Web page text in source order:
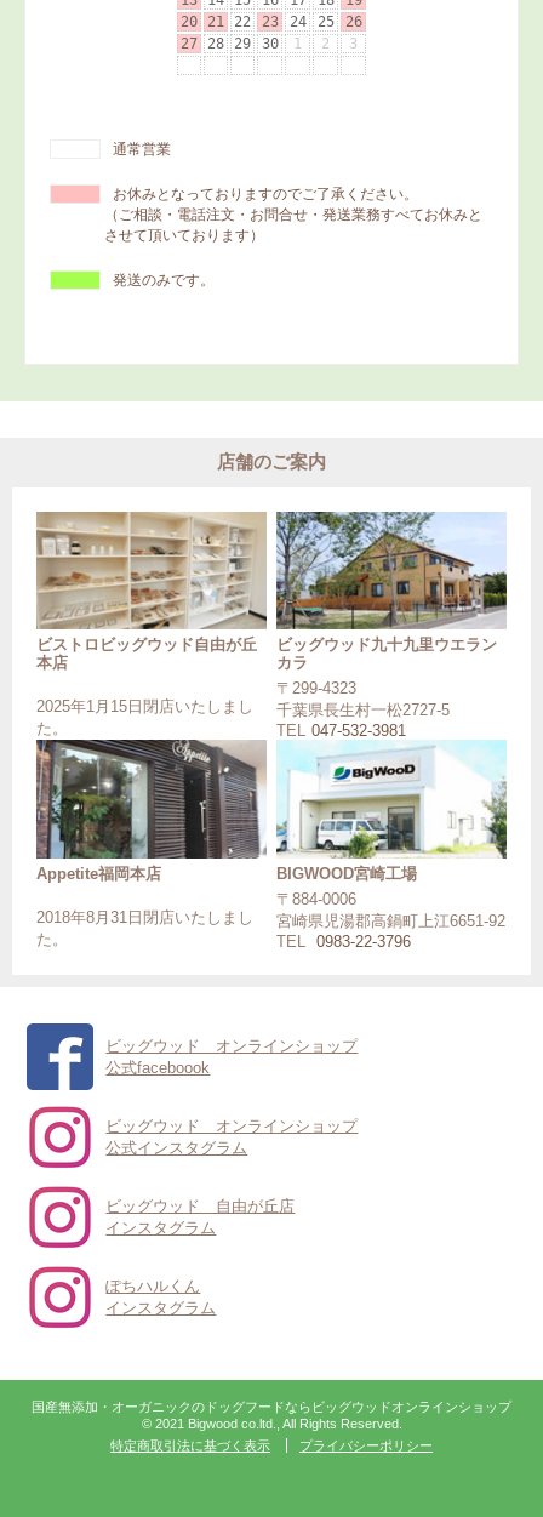
通常営業
お休みとなっておりますのでご了承ください。
（ご相談・電話注文・お問合せ・発送業務すべてお休みと
させて頂いております）
発送のみです。
店舗のご案内
ビストロビッグウッド自由が丘
本店
2025年1月15日閉店いたしまし
た。
ビッグウッド九十九里ウエラン
カラ
〒299-4323
千葉県長生村一松2727-5
TEL 047-532-3981
Appetite福岡本店
2018年8月31日閉店いたしまし
た。
BIGWOOD宮崎工場
〒884-0006
宮崎県児湯郡高鍋町上江6651-92
TEL
0983-22-3796
ビッグウッド オンラインショップ
公式faceboook
ビッグウッド オンラインショップ
公式インスタグラム
ビッグウッド 自由が丘店
インスタグラム
ぽちハルくん
インスタグラム
国産無添加・オーガニックのドッグフードならビッグウッドオンラインショップ
© 2021 Bigwood co.ltd., All Rights Reserved.
特定商取引法に基づく表示
プライバシーポリシー